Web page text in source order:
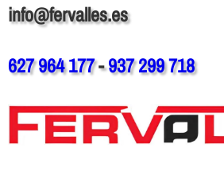
info@fervalles.es
627 964 177-937 299 718